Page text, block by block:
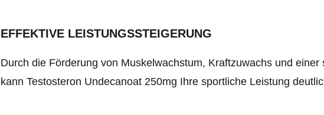
EFFEKTIVE LEISTUNGSSTEIGERUNG
Durch die Förderung von Muskelwachstum, Kraftzuwachs und
kann Testosteron Undecanoat 250mg Ihre sportliche Leistung